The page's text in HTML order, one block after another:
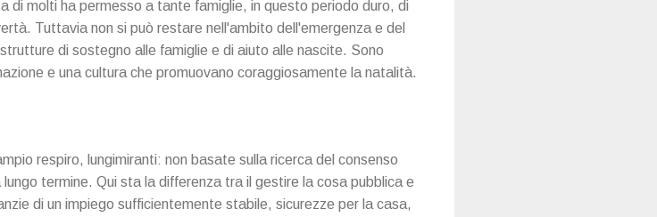
di molti ha permesso a tante famiglie, in questo periodo duro, di
Tuttavia non si può restare nell'ambito dell'emergenza e del
di sostegno alle famiglie e di aiuto alle nascite. Sono
e una cultura che promuovano coraggiosamente la natalità.
respiro, lungimiranti: non basate sulla ricerca del consenso
termine. Qui sta la differenza tra il gestire la cosa pubblica e
di un impiego sufficientemente stabile, sicurezze per la casa,